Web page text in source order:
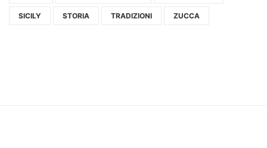
SICILY STORIA TRADIZIONI ZUCCA